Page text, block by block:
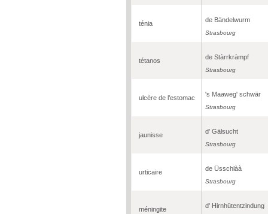
ténia de Bändelwurm
Strasbourg
tétanos de Stàrrkràmpf
Strasbourg
ulcère de l’estomac 's Maaweg' schwär
Strasbourg
jaunisse d' Gälsucht
Strasbourg
urticaire de Üsschlàà
Strasbourg
méningite d' Hirnhütentzindung